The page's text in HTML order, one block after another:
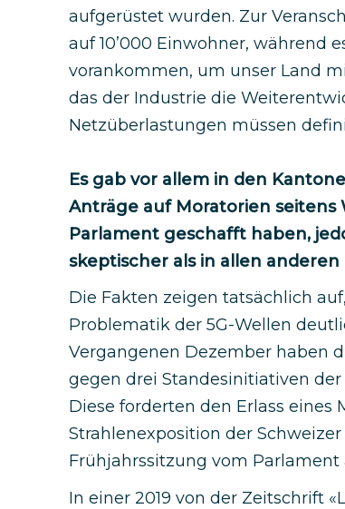
aufgerüstet wurden. Zur
auf 10’000 Einwohner, während
vorankommen, um unser Land
das der Industrie die
Netzüberlastungen müssen
Es gab vor allem in den
Anträge auf Moratorien seitens
Parlament geschafft haben,
skeptischer als in allen anderen
Die Fakten zeigen tatsächlich
Problematik der 5G-Wellen
Vergangenen Dezember haben
gegen drei Standesinitiativen
Diese forderten den Erlass
Strahlenexposition der
Frühjahrssitzung vom Parlament
In einer 2019 von der Zeitschrift